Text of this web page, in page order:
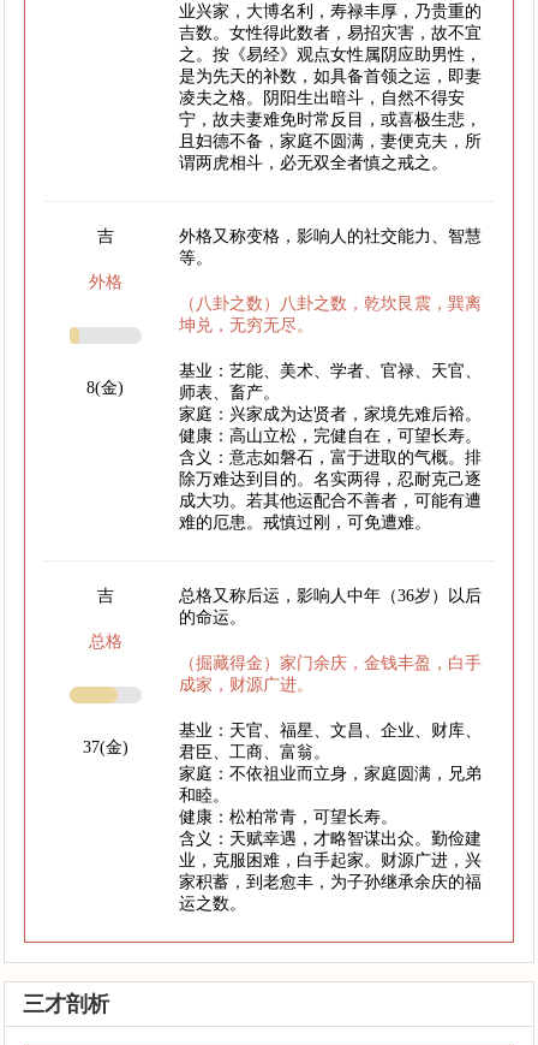
业兴家，大博名利，寿禄丰厚，乃贵重的
吉数。女性得此数者，易招灾害，故不宜
之。按《易经》观点女性属阴应助男性，
是为先天的补数，如具备首领之运，即妻
凌夫之格。阴阳生出暗斗，自然不得安
宁，故夫妻难免时常反目，或喜极生悲，
且妇德不备，家庭不圆满，妻便克夫，所
谓两虎相斗，必无双全者慎之戒之。
吉
外格
8(金)
外格又称变格，影响人的社交能力、智慧
等。
（八卦之数）八卦之数，乾坎艮震，巽离
坤兑，无穷无尽。
基业：艺能、美术、学者、官禄、天官、
师表、畜产。
家庭：兴家成为达贤者，家境先难后裕。
健康：高山立松，完健自在，可望长寿。
含义：意志如磐石，富于进取的气概。排
除万难达到目的。名实两得，忍耐克己逐
成大功。若其他运配合不善者，可能有遭
难的厄患。戒慎过刚，可免遭难。
吉
总格
37(金)
总格又称后运，影响人中年（36岁）以后
的命运。
（掘藏得金）家门余庆，金钱丰盈，白手
成家，财源广进。
基业：天官、福星、文昌、企业、财库、
君臣、工商、富翁。
家庭：不依祖业而立身，家庭圆满，兄弟
和睦。
健康：松柏常青，可望长寿。
含义：天赋幸遇，才略智谋出众。勤俭建
业，克服困难，白手起家。财源广进，兴
家积蓄，到老愈丰，为子孙继承余庆的福
运之数。
三才剖析